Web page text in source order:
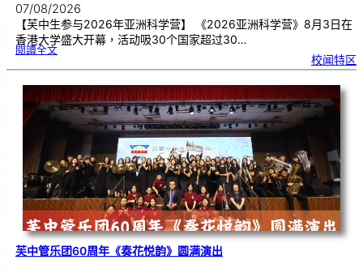
07/08/2026
【芙中生参与2026年亚洲科学营】 《2026亚洲科学营》8月3日在
香港大学盛大开幕，活动吸30个国家超过30…
閱讀全文:芙
参
2
0
2
6
年
亚
洲科
校闻特区
芙中管乐团60周年《奏花悦韵》圆满演出